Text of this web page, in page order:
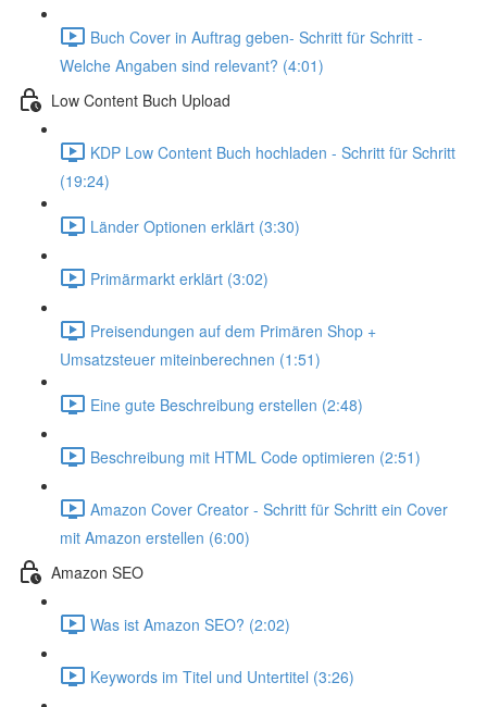
Buch Cover in Auftrag geben- Schritt für Schritt -
Welche Angaben sind relevant? (4:01)
Low Content Buch Upload
KDP Low Content Buch hochladen - Schritt für Schritt
(19:24)
Länder Optionen erklärt (3:30)
Primärmarkt erklärt (3:02)
Preisendungen auf dem Primären Shop +
Umsatzsteuer miteinberechnen (1:51)
Eine gute Beschreibung erstellen (2:48)
Beschreibung mit HTML Code optimieren (2:51)
Amazon Cover Creator - Schritt für Schritt ein Cover
mit Amazon erstellen (6:00)
Amazon SEO
Was ist Amazon SEO? (2:02)
Keywords im Titel und Untertitel (3:26)